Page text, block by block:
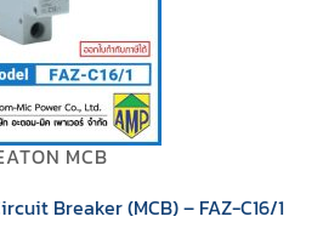
MCB
Breaker (MCB) – FAZ-C16/1